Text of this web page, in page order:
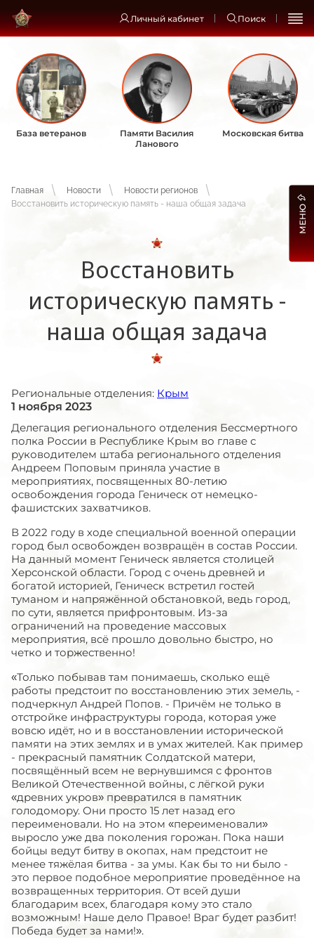
Личный кабинет Поиск
База ветеранов
Памяти Василия
Ланового
Московская битва
Главная Новости
Новости регионов
Восстановить историческую память - наша общая задача
Восстановить
историческую память -
наша общая задача
Региональные отделения: Крым
1 ноября 2023
Делегация регионального отделения Бессмертного
полка России в Республике Крым во главе с
руководителем штаба регионального отделения
Андреем Поповым приняла участие в
мероприятиях, посвященных 80-летию
освобождения города Геническ от немецко-
фашистских захватчиков.
В 2022 году в ходе специальной военной операции
город был освобожден возвращён в состав России.
На данный момент Геническ является столицей
Херсонской области. Город с очень древней и
богатой историей, Геническ встретил гостей
туманом и напряжённой обстановкой, ведь город,
по сути, является прифронтовым. Из-за
ограничений на проведение массовых
мероприятия, всё прошло довольно быстро, но
четко и торжественно!
«Только побывав там понимаешь, сколько ещё
работы предстоит по восстановлению этих земель, -
подчеркнул Андрей Попов. - Причём не только в
отстройке инфраструктуры города, которая уже
вовсю идёт, но и в восстановлении исторической
памяти на этих землях и в умах жителей. Как пример
- прекрасный памятник Солдатской матери,
посвящённый всем не вернувшимся с фронтов
Великой Отечественной войны, с лёгкой руки
«древних укров» превратился в памятник
голодомору. Они просто 15 лет назад его
переименовали. Но на этом «переименовали»
выросло уже два поколения горожан. Пока наши
бойцы ведут битву в окопах, нам предстоит не
менее тяжёлая битва - за умы. Как бы то ни было -
это первое подобное мероприятие проведённое на
возвращенных территория. От всей души
благодарим всех, благодаря кому это стало
возможным! Наше дело Правое! Враг будет разбит!
Победа будет за нами!».
МЕНЮ